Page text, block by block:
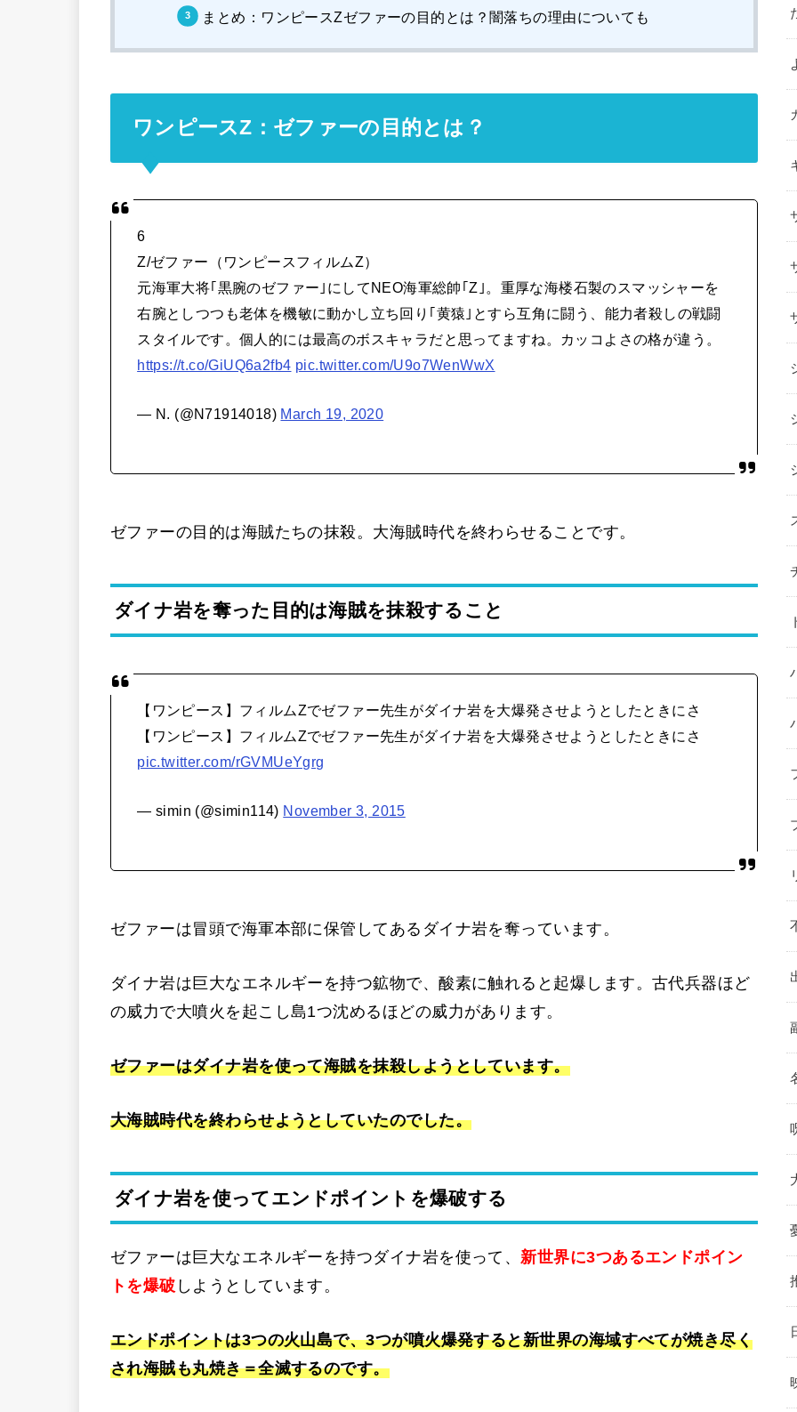
まとめ：ワンピースZゼファーの目的とは？闇落ちの理由についても
ワンピースZ：ゼファーの目的とは？
6
Z/ゼファー（ワンピースフィルムZ）
元海軍大将｢黒腕のゼファー｣にしてNEO海軍総帥｢Z｣。重厚な海楼石製のスマッシャーを
右腕としつつも老体を機敏に動かし立ち回り｢黄猿｣とすら互角に闘う、能力者殺しの戦闘
スタイルです。個人的には最高のボスキャラだと思ってますね。カッコよさの格が違う。
https://t.co/GiUQ6a2fb4 pic.twitter.com/U9o7WenWwX
— N. (@N71914018) March 19, 2020
ゼファーの目的は海賊たちの抹殺。大海賊時代を終わらせることです。
ダイナ岩を奪った目的は海賊を抹殺すること
【ワンピース】フィルムZでゼファー先生がダイナ岩を大爆発させようとしたときにさ
【ワンピース】フィルムZでゼファー先生がダイナ岩を大爆発させようとしたときにさ
pic.twitter.com/rGVMUeYgrg
— simin (@simin114) November 3, 2015
ゼファーは冒頭で海軍本部に保管してあるダイナ岩を奪っています。
ダイナ岩は巨大なエネルギーを持つ鉱物で、酸素に触れると起爆します。古代兵器ほど
の威力で大噴火を起こし島1つ沈めるほどの威力があります。
ゼファーはダイナ岩を使って海賊を抹殺しようとしています。
大海賊時代を終わらせようとしていたのでした。
ダイナ岩を使ってエンドポイントを爆破する
ゼファーは巨大なエネルギーを持つダイナ岩を使って、新世界に3つあるエンドポイン
トを爆破 しようとしています。
エンドポイントは3つの火山島で、3つが噴火爆発すると新世界の海域すべてが焼き尽く
され海賊も丸焼き＝全滅するのです。